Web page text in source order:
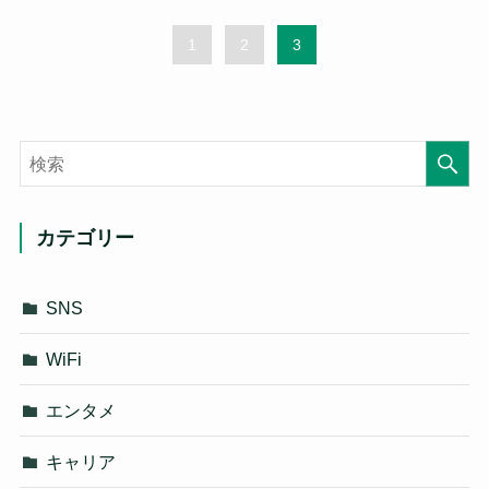
1 2 3
カテゴリー
SNS
WiFi
エンタメ
キャリア